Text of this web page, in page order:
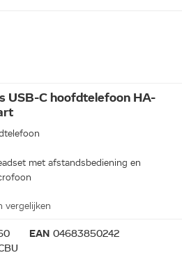
USB-C hoofdtelefoon HA-
met afstandsbediening en
vergelijken
EAN 04683850242